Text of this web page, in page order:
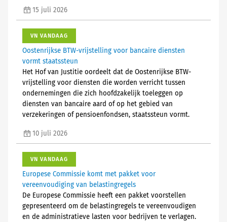
15 juli 2026
VN VANDAAG
Oostenrijkse BTW-vrijstelling voor bancaire diensten
vormt staatssteun
Het Hof van Justitie oordeelt dat de Oostenrijkse BTW-
vrijstelling voor diensten die worden verricht tussen
ondernemingen die zich hoofdzakelijk toeleggen op
diensten van bancaire aard of op het gebied van
verzekeringen of pensioenfondsen, staatssteun vormt.
10 juli 2026
VN VANDAAG
Europese Commissie komt met pakket voor
vereenvoudiging van belastingregels
De Europese Commissie heeft een pakket voorstellen
gepresenteerd om de belastingregels te vereenvoudigen
en de administratieve lasten voor bedrijven te verlagen.